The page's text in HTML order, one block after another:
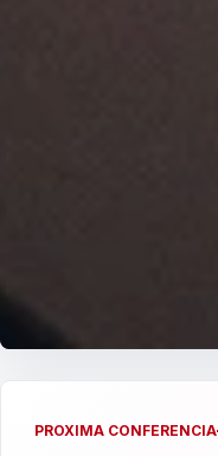
PROXIMA CONFERENCIA